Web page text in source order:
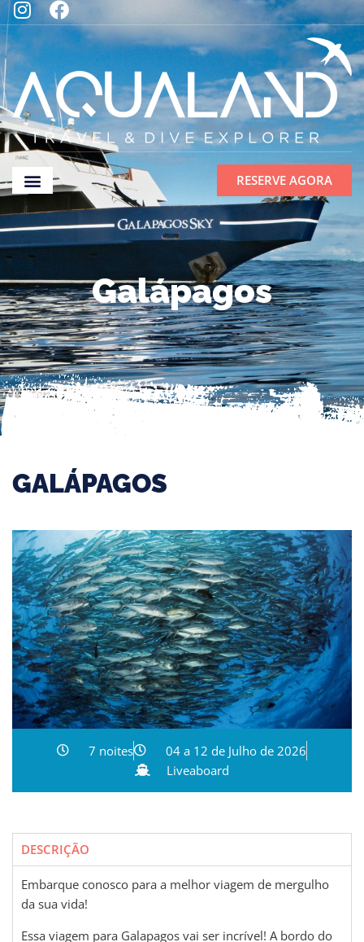
RESERVE AGORA
Galápagos
GALÁPAGOS
7 noites
04 a 12 de Julho de 2026
Liveaboard
DESCRIÇÃO
Embarque conosco para a melhor viagem de mergulho
da sua vida!
Essa viagem para Galapagos vai ser incrível! A bordo do